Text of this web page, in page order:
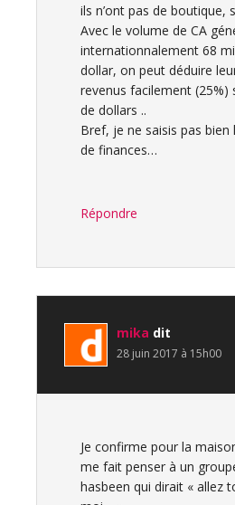
ils n’ont pas de boutique,
Avec le volume de CA
internationnalement 68
dollar, on peut déduire
revenus facilement (25%)
de dollars ..
Bref, je ne saisis pas bien
de finances…
Répondre
mika dit
28 juin 2017 à 15h00
Je confirme pour la
me fait penser à un
hasbeen qui dirait « allez